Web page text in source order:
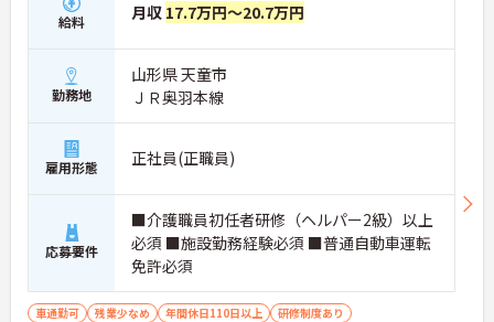
給料 月収 17.7万円～20.7万円
勤務地
山形県 天童市
ＪＲ奥羽本線
雇用形態 正社員(正職員)
応募要件
■介護職員初任者研修（ヘルパー2級）以上
必須 ■施設勤務経験必須 ■普通自動車運転
免許必須
車通勤可 残業少なめ 年間休日110日以上
研修制度あり